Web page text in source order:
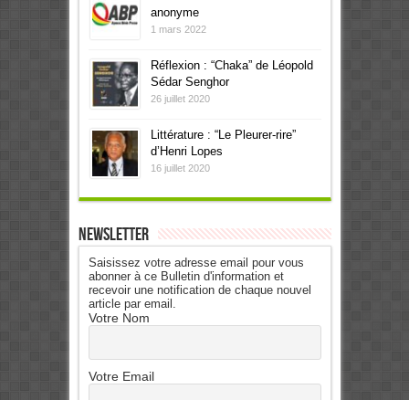
anonyme
1 mars 2022
Réflexion : “Chaka” de Léopold
Sédar Senghor
26 juillet 2020
Littérature : “Le Pleurer-rire”
d’Henri Lopes
16 juillet 2020
Newsletter
Saisissez votre adresse email pour vous
abonner à ce Bulletin d'information et
recevoir une notification de chaque nouvel
article par email.
Votre Nom
Votre Email